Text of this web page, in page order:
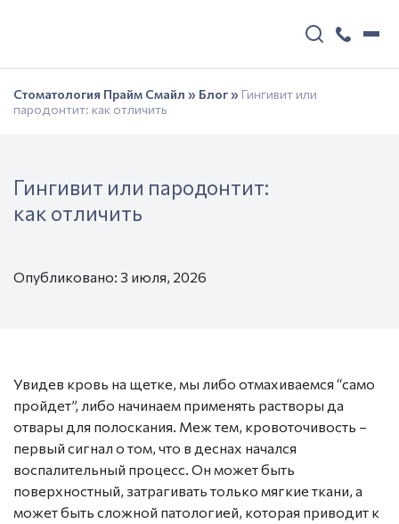
Стоматология Прайм Смайл » Блог» Гингивит или
пародонтит: как отличить
Гингивит или пародонтит:
как отличить
Опубликовано: 3 июля, 2026
Увидев кровь на щетке, мы либо отмахиваемся “само
пройдет”, либо начинаем применять растворы да
отвары для полоскания. Меж тем, кровоточивость –
первый сигнал о том, что в деснах начался
воспалительный процесс. Он может быть
поверхностный, затрагивать только мягкие ткани, а
может быть сложной патологией, которая приводит к